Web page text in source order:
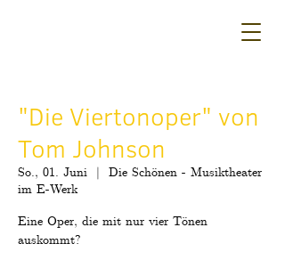
"Die Viertonoper" von
Tom Johnson
So., 01. Juni
  |
Die Schönen - Musiktheater
im E-Werk
Eine Oper, die mit nur vier Tönen
auskommt?